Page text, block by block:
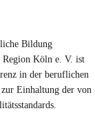
Bildung
Region Köln e. V. ist
in der beruflichen
Einhaltung der von